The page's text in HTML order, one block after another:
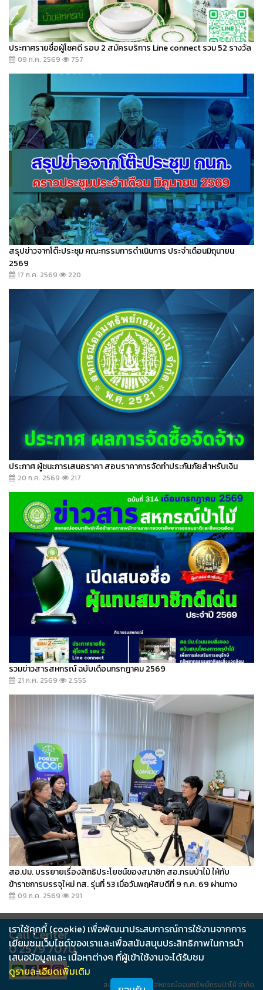
ประกาศรายชื่อผู้โชคดี รอบ 2 สมัครบริการ Line connect รวม 52 รางวัล
09 ก.ค. 2569 757
สรุปข่าวจากโต๊ะประชุม คณะกรรมการดำเนินการ ประจำเดือนมิถุนายน
2569
17 ก.ค. 2569 220
ประกาศ ผู้ชนะการเสนอราคา สอบราคาการจัดทำประกันภัยสำหรับเงิน
20 ก.ค. 2569 217
รวมข่าวสารสหกรณ์ ฉบับเดือนกรกฎาคม 2569
21 ก.ค. 2569 2,555
สอ.ปม. บรรยายเรื่องสิทธิประโยชน์ของสมาชิก สอ.กรมป่าไม้ ให้กับ
ข้าราชการบรรจุใหม่ ทส. รุ่นที่ 53 เมื่อวันพฤหัสบดีที่ 9 ก.ค. 69 ผ่านทาง
Zoom
09 ก.ค. 2569 291
Call Center
0 2579 7070
สงวนสิทธิ์ 2562 สหกรณ์ออมทรัพย์กรมป่าไม้ จำกัด
เราใช้คุกกี้ (cookie) เพื่อพัฒนาประสบการณ์การใช้งานจากการ
เยี่ยมชมเว็บไซต์ของเราและเพื่อสนับสนุนประสิทธิภาพในการนำ
เสนอข้อมูลและ เนื้อหาต่างๆ ที่ผู้เข้าใช้งานจะได้รับชม
ดูรายละเอียดเพิ่มเติม